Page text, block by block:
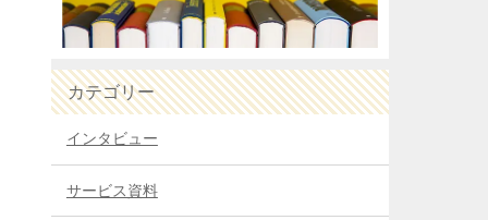
カテゴリー
インタビュー
サービス資料